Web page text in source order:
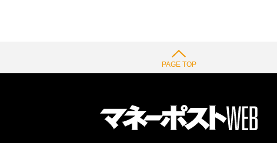
PAGE TOP